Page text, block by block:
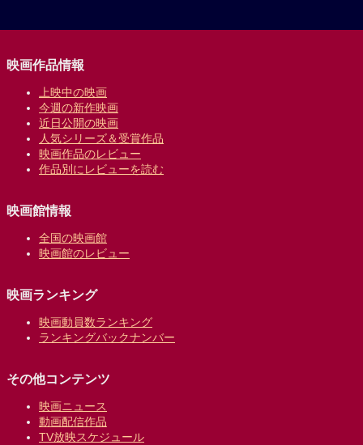
映画作品情報
上映中の映画
今週の新作映画
近日公開の映画
人気シリーズ＆受賞作品
映画作品のレビュー
作品別にレビューを読む
映画館情報
全国の映画館
映画館のレビュー
映画ランキング
映画動員数ランキング
ランキングバックナンバー
その他コンテンツ
映画ニュース
動画配信作品
TV放映スケジュール